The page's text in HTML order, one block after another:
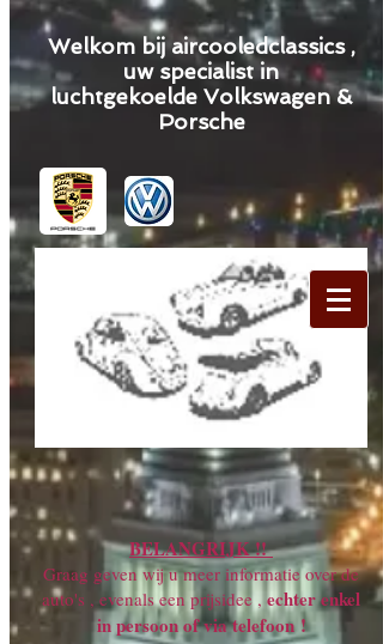
Welkom bij aircooledclassics ,
uw specialist in
luchtgekoelde Volkswagen &
Porsche
BELANGRIJK !!
Graag geven wij u meer informatie over de
auto's , evenals een prijsidee , echter enkel
in persoon of via telefoon !